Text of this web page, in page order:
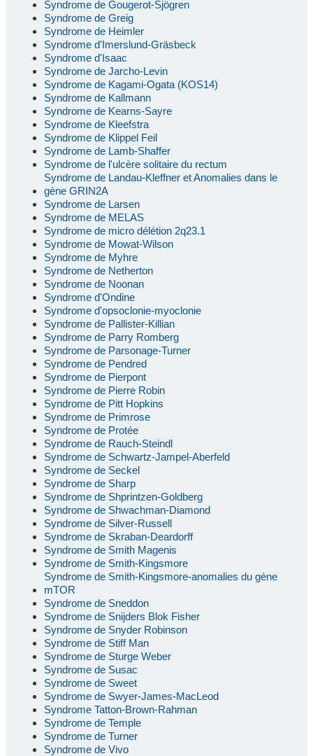
Syndrome de Gougerot-Sjögren
Syndrome de Greig
Syndrome de Heimler
Syndrome d'Imerslund-Gräsbeck
Syndrome d'Isaac
Syndrome de Jarcho-Levin
Syndrome de Kagami-Ogata (KOS14)
Syndrome de Kallmann
Syndrome de Kearns-Sayre
Syndrome de Kleefstra
Syndrome de Klippel Feil
Syndrome de Lamb-Shaffer
Syndrome de l'ulcère solitaire du rectum
Syndrome de Landau-Kleffner et Anomalies dans le
gène GRIN2A
Syndrome de Larsen
Syndrome de MELAS
Syndrome de micro délétion 2q23.1
Syndrome de Mowat-Wilson
Syndrome de Myhre
Syndrome de Netherton
Syndrome de Noonan
Syndrome d'Ondine
Syndrome d'opsoclonie-myoclonie
Syndrome de Pallister-Killian
Syndrome de Parry Romberg
Syndrome de Parsonage-Turner
Syndrome de Pendred
Syndrome de Pierpont
Syndrome de Pierre Robin
Syndrome de Pitt Hopkins
Syndrome de Primrose
Syndrome de Protée
Syndrome de Rauch-Steindl
Syndrome de Schwartz-Jampel-Aberfeld
Syndrome de Seckel
Syndrome de Sharp
Syndrome de Shprintzen-Goldberg
Syndrome de Shwachman-Diamond
Syndrome de Silver-Russell
Syndrome de Skraban-Deardorff
Syndrome de Smith Magenis
Syndrome de Smith-Kingsmore
Syndrome de Smith-Kingsmore-anomalies du gène
mTOR
Syndrome de Sneddon
Syndrome de Snijders Blok Fisher
Syndrome de Snyder Robinson
Syndrome de Stiff Man
Syndrome de Sturge Weber
Syndrome de Susac
Syndrome de Sweet
Syndrome de Swyer-James-MacLeod
Syndrome Tatton-Brown-Rahman
Syndrome de Temple
Syndrome de Turner
Syndrome de Vivo